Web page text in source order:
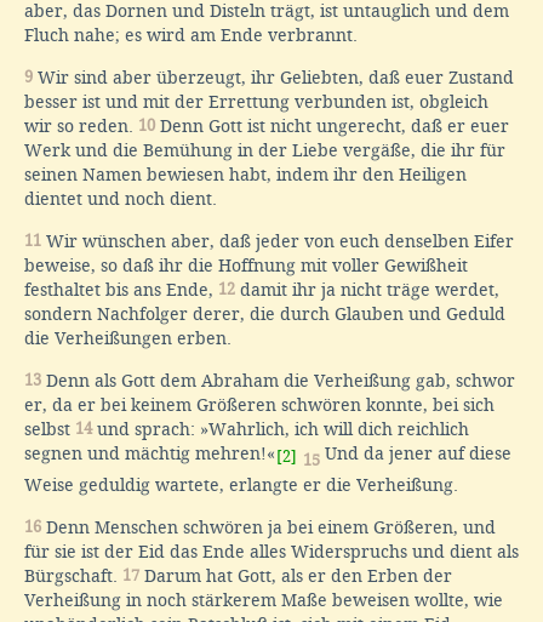
aber, das Dornen und Disteln trägt, ist untauglich und dem
Fluch nahe; es wird am Ende verbrannt.
9 Wir sind aber überzeugt, ihr Geliebten, daß euer Zustand
besser ist und mit der Errettung verbunden ist, obgleich
wir so reden. 10 Denn Gott ist nicht ungerecht, daß er euer
Werk und die Bemühung in der Liebe vergäße, die ihr für
seinen Namen bewiesen habt, indem ihr den Heiligen
dientet und noch dient.
11 Wir wünschen aber, daß jeder von euch denselben Eifer
beweise, so daß ihr die Hoffnung mit voller Gewißheit
festhaltet bis ans Ende, 12 damit ihr ja nicht träge werdet,
sondern Nachfolger derer, die durch Glauben und Geduld
die Verheißungen erben.
13 Denn als Gott dem Abraham die Verheißung gab, schwor
er, da er bei keinem Größeren schwören konnte, bei sich
selbst 14und sprach: »Wahrlich, ich will dich reichlich
segnen und mächtig mehren!« [2] 15 Und da jener auf diese
Weise geduldig wartete, erlangte er die Verheißung.
16 Denn Menschen schwören ja bei einem Größeren, und
für sie ist der Eid das Ende alles Widerspruchs und dient als
Bürgschaft. 17 Darum hat Gott, als er den Erben der
Verheißung in noch stärkerem Maße beweisen wollte, wie